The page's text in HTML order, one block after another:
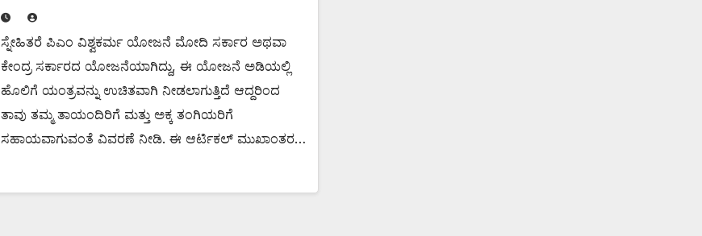
ಹೇಗೆ ಅರ್ಜಿ ಸಲ್ಲಿಸಬೇಕು ಗೊತ್ತಾ?
ಸ್ನೇಹಿತರೆ ಪಿಎಂ ವಿಶ್ವಕರ್ಮ ಯೋಜನೆ ಮೋದಿ ಸರ್ಕಾರ ಅಥವಾ
ಕೇಂದ್ರ ಸರ್ಕಾರದ ಯೋಜನೆಯಾಗಿದ್ದು, ಈ ಯೋಜನೆ ಅಡಿಯಲ್ಲಿ
ಹೊಲಿಗೆ ಯಂತ್ರವನ್ನು ಉಚಿತವಾಗಿ ನೀಡಲಾಗುತ್ತಿದೆ ಆದ್ದರಿಂದ
ತಾವು ತಮ್ಮ ತಾಯಂದಿರಿಗೆ ಮತ್ತು ಅಕ್ಕ ತಂಗಿಯರಿಗೆ
ಸಹಾಯವಾಗುವಂತೆ ವಿವರಣೆ ನೀಡಿ. ಈ ಆರ್ಟಿಕಲ್ ಮುಖಾಂತರ…